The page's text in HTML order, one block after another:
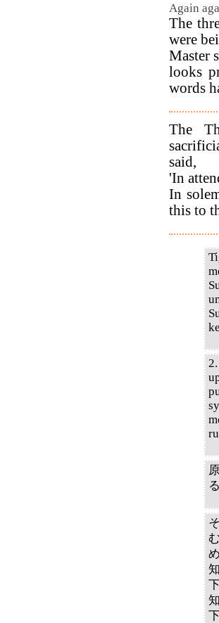
Again
The
were
Master
looks
words
The
said,
'In
In
this to